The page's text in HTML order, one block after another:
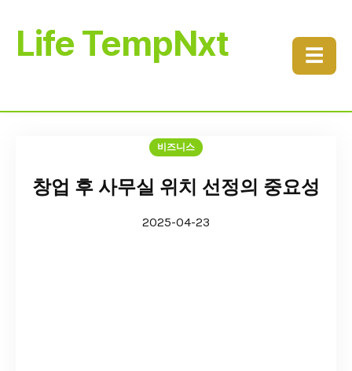
Life TempNxt ☰
비즈니스
창업 후 사무실 위치 선정의 중요성
2025-04-23